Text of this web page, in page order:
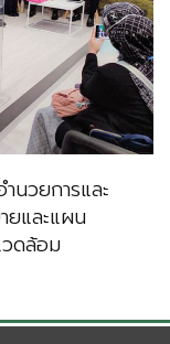
นวยการและ
ยและแผน
ดล้อม